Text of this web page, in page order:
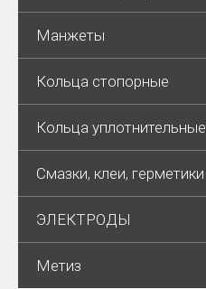
Манжеты
Кольца стопорные
Кольца уплотнительные
Смазки, клеи, герметики
ЭЛЕКТРОДЫ
Метиз